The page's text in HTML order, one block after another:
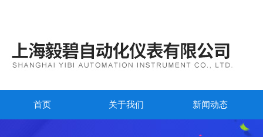
首页 关于我们 新闻动态